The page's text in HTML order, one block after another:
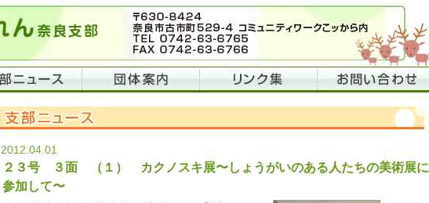
2012.04.01
２３号 ３面 （１） カクノスキ展〜しょうがいのある人たちの美術展に
参加して〜